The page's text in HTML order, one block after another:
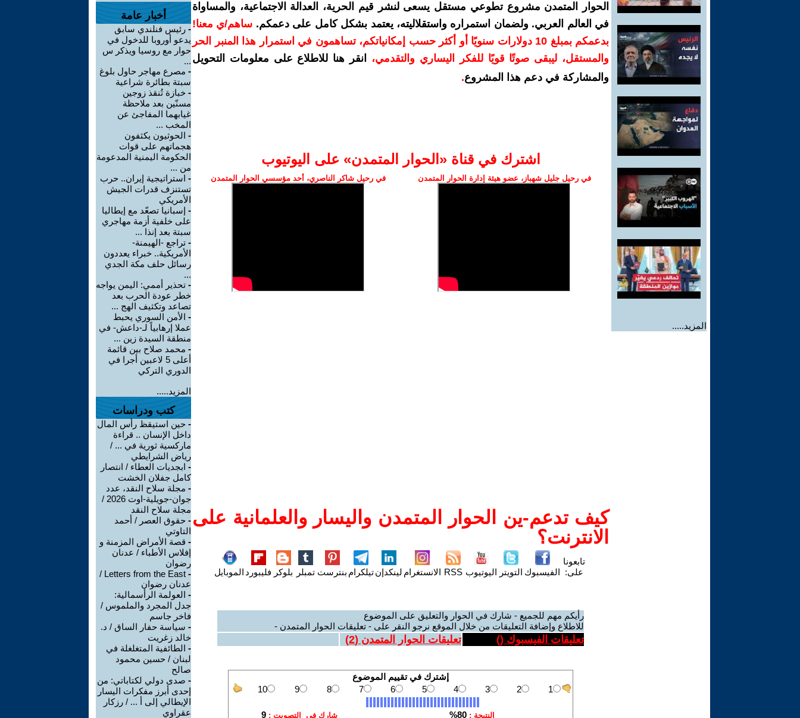
المزيد.....
الحوار المتمدن مشروع تطوعي مستقل يسعى لنشر قيم الحرية، العدالة الاجتماعية، والمساواة
في العالم العربي. ولضمان استمراره واستقلاليته، يعتمد بشكل كامل على دعمكم. ساهم/ي معنا!
بدعمكم بمبلغ 10 دولارات سنويًا أو أكثر حسب إمكانياتكم، تساهمون في استمرار هذا المنبر الحر
والمستقل، ليبقى صوتًا قويًا للفكر اليساري والتقدمي،
انقر هنا للاطلاع على معلومات التحويل
والمشاركة في دعم هذا المشروع.
اشترك في قناة ‫«الحوار المتمدن» على اليوتيوب
في رحيل جليل شهباز، عضو هيئة إدارة الحوار المتمدن في رحيل شاكر الناصري، أحد مؤسسي الحوار المتمدن
كيف تدعم-ين الحوار المتمدن واليسار والعلمانية على
الانترنت؟
تابعونا
على: الفيسبوك التويتر اليوتيوب RSS الانستغرام لينكدإنتيلكرام بنترست تمبلر بلوكر فليبورد الموبايل
رأيكم مهم للجميع - شارك في الحوار والتعليق على الموضوع
للاطلاع وإضافة التعليقات من خلال الموقع نرجو النقر على - تعليقات الحوار المتمدن -
تعليقات الفيسبوك () تعليقات الحوار المتمدن (2
)
أخبار عامة
- رئيس فنلندي سابق
يدعو أوروبا للدخول في
حوار مع روسيا ويذكر س
...
- مصرع مهاجر حاول بلوغ
سبتة بطائرة شراعية
- خبازة تُنقذ زوجين
مسنّين بعد ملاحظة
غيابهما المفاجئ عن
المخب ...
- الحوثيون يكثفون
هجماتهم على قوات
الحكومة اليمنية المدعومة
من ...
- استراتيجية إيران.. حرب
تستنزف قدرات الجيش
الأمريكي
- إسبانيا تصعّد مع إيطاليا
على خلفية أزمة مهاجري
سبتة بعد إنذا ...
- تراجع -الهيمنة-
الأمريكية.. خبراء يعددون
رسائل حلف مكة الجدي
...
- تحذير أممي: اليمن يواجه
خطر عودة الحرب بعد
تصاعد وتكثيف الهج ...
- الأمن السوري يحبط
عملا إرهابياً لـ-داعش- في
منطقة السيدة زين ...
- محمد صلاح بين قائمة
أعلى 5 لاعبين أجرا في
الدوري التركي
المزيد.....
كتب ودراسات
- حين استيقظ رأس المال
داخل الإنسان .. قراءة
ماركسية ثورية في ... /
رياض الشرايطي
- ابجديات العطاء / انتصار
كامل جفلان الخشت
- مجلة سلاح النقد، عدد
جوان-جويلية-اوت 2026 /
مجلة سلاح النقد
- حقوق العصر / أحمد
التاوتي
- قصة الأمراض المزمنة و
إفلاس الأطباء / عدنان
رضوان
-
Letters from the East /
عدنان رضوان
- العولمة الرأسمالية:
جدل المجرد والملموس /
فاخر جاسم
- سياسة حفار الساق / د.
خالد زغريت
- الطائفية المتغلغلة في
لبنان / حسين محمود
صالح
- صدى دولي لكتاباتي: من
إحدى أبرز مفكرات اليسار
الإيطالي إلى أ ... / رزكار
عقراوي